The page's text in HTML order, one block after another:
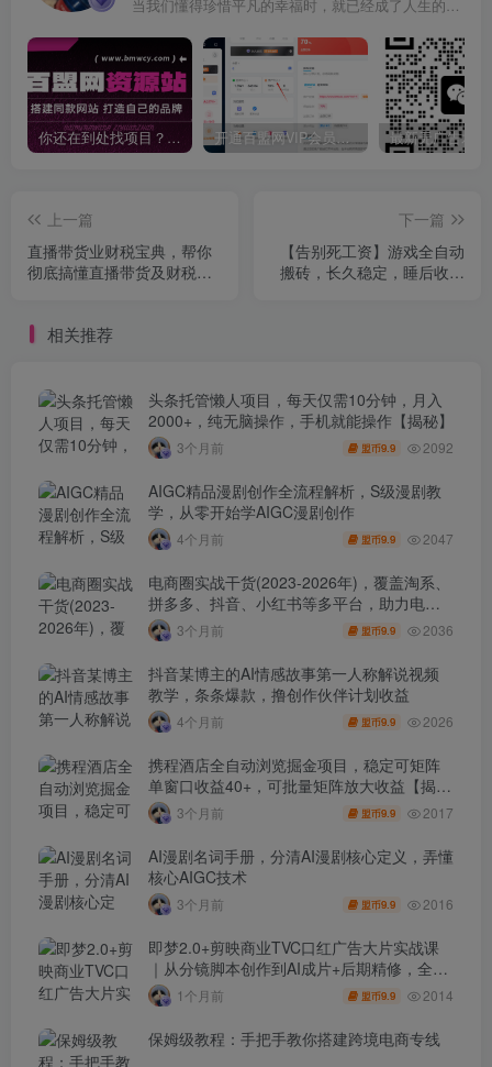
当我们懂得珍惜平凡的幸福时，就已经成了人生的赢家
你还在到处找项目？还在当韭菜？我靠卖项目一个月收入5万+，曾经我也是个失败者。 开通百盟网VIP会员，尊享全站资源免费下载，享70%的推广提成！！【限时五折优惠】
上一篇
直播带货业财税宝典，帮你
彻底搞懂直播带货及财税处
下一篇
【告别死工资】游戏全自动
搬砖，长久稳定，睡后收益
相关推荐
头条托管懒人项目，每天仅需10分钟，月入
2000+，纯无脑操作，手机就能操作【揭秘】
3个月前 盟币9.9 2092
AIGC精品漫剧创作全流程解析，S级漫剧教
学，从零开始学AIGC漫剧创作
4个月前 盟币9.9 2047
电商圈实战干货(2023-2026年)，覆盖淘系、
拼多多、抖音、小红书等多平台，助力电商
人避开坑、提效率、稳盈利(更新4月)
3个月前 盟币9.9 2036
抖音某博主的AI情感故事第一人称解说视频
教学，条条爆款，撸创作伙伴计划收益
4个月前 盟币9.9 2026
携程酒店全自动浏览掘金项目，稳定可矩阵
单窗口收益40+，可批量矩阵放大收益【揭
秘】3个月前 盟币9.9 2017
AI漫剧名词手册，分清AI漫剧核心定义，弄懂
核心AIGC技术
3个月前 盟币9.9 2016
即梦2.0+剪映商业TVC口红广告大片实战课
｜从分镜脚本创作到AI成片+后期精修，全流
程打造品牌级产品广告
1个月前 盟币9.9 2014
保姆级教程：手把手教你搭建跨境电商专线